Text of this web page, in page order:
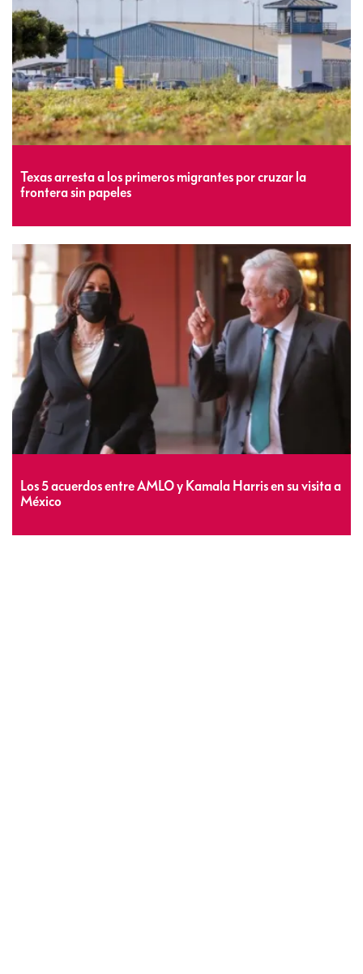
Texas arresta a los primeros migrantes por cruzar la
frontera sin papeles
Los 5 acuerdos entre AMLO y Kamala Harris en su visita a
México